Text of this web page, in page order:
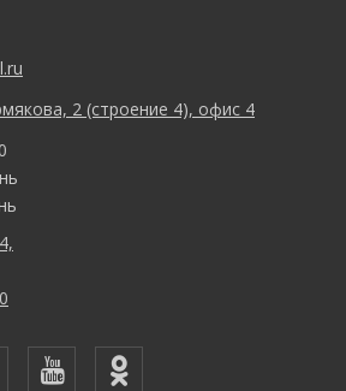
2 (строение 4), офис 4